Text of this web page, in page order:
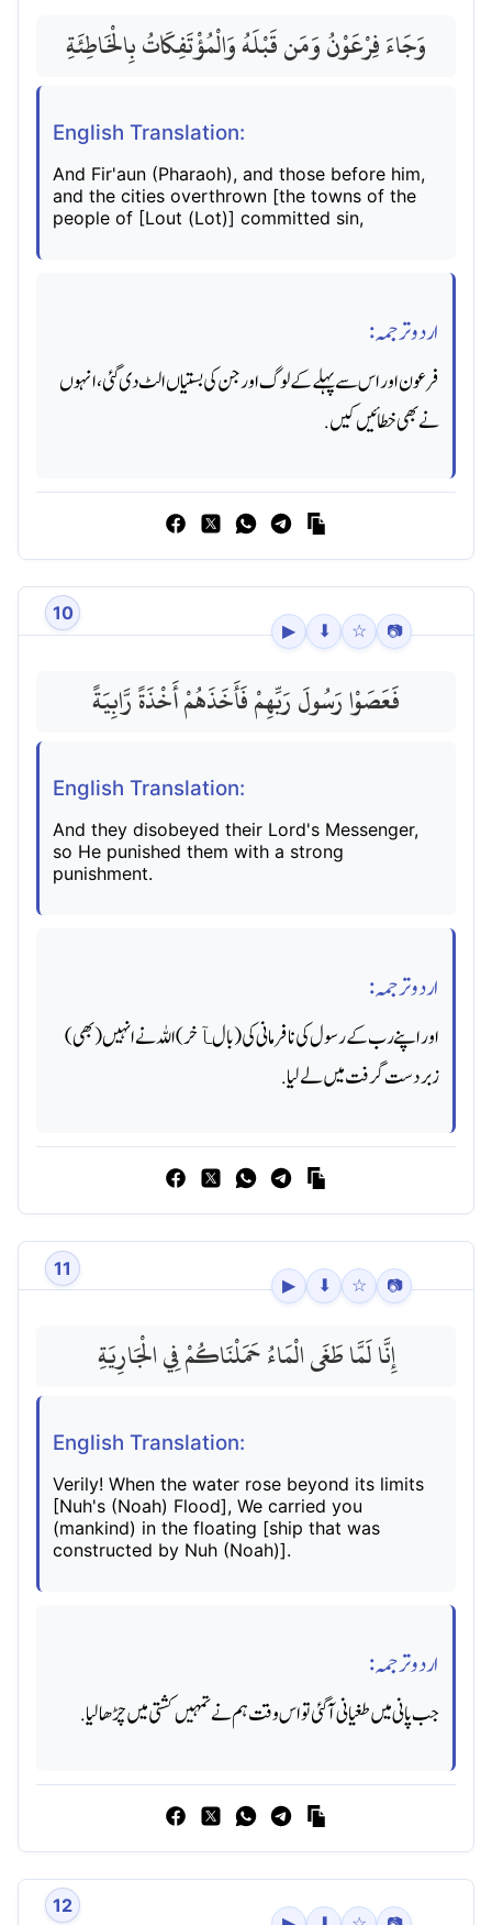
وَجَاءَ فِرْعَوْنُ وَمَن قَبْلَهُ وَالْمُؤْتَفِكَاتُ بِالْخَاطِئَةِ
English Translation:
And Fir'aun (Pharaoh), and those before him,
and the cities overthrown [the towns of the
people of [Lout (Lot)] committed sin,
اردو ترجمہ:
فرعون اور اس سے پہلے کے لوگ اور جن کی بستیاں الٹ دی گئی ، انہوں
نے بھی خطائیں کیں.
10
▶ ⬇ ☆ 📷
فَعَصَوْا رَسُولَ رَبِّهِمْ فَأَخَذَهُمْ أَخْذَةً رَّابِيَةً
English Translation:
And they disobeyed their Lord's Messenger,
so He punished them with a strong
punishment.
اردو ترجمہ:
اور اپنے رب کے رسول کی نافرمانی کی (بالﺂخر) اللہ نے انہیں (بھی)
زبردست گرفت میں لے لیا.
11
▶ ⬇ ☆ 📷
إِنَّا لَمَّا طَغَى الْمَاءُ حَمَلْنَاكُمْ فِي الْجَارِيَةِ
English Translation:
Verily! When the water rose beyond its limits
[Nuh's (Noah) Flood], We carried you
(mankind) in the floating [ship that was
constructed by Nuh (Noah)].
اردو ترجمہ:
جب پانی میں طغیانی آگئی تو اس وقت ہم نے تمہیں کشتی میں چڑھا لیا.
12